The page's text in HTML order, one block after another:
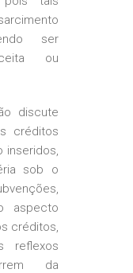
ser
ou
discute
créditos
inseridos,
sob o
aspecto
créditos,
reflexos
da